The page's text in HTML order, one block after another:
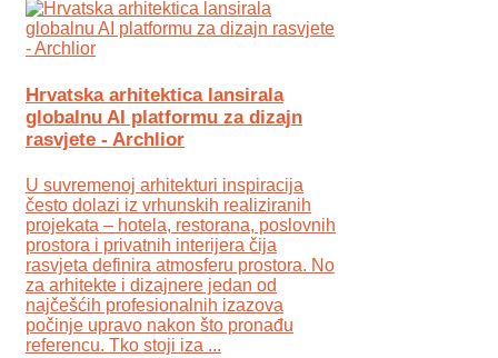
Hrvatska arhitektica lansirala
globalnu AI platformu za dizajn
rasvjete - Archlior
U suvremenoj arhitekturi inspiracija
često dolazi iz vrhunskih realiziranih
projekata – hotela, restorana, poslovnih
prostora i privatnih interijera čija
rasvjeta definira atmosferu prostora. No
za arhitekte i dizajnere jedan od
najčešćih profesionalnih izazova
počinje upravo nakon što pronađu
referencu. Tko stoji iza ...